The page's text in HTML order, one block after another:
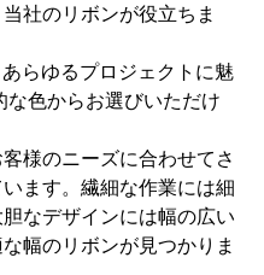
社のリボンが役立ちま
らゆるプロジェクトに魅
色からお選びいただけ
様のニーズに合わせてさ
ます。繊細な作業には細
なデザインには幅の広い
幅のリボンが見つかりま